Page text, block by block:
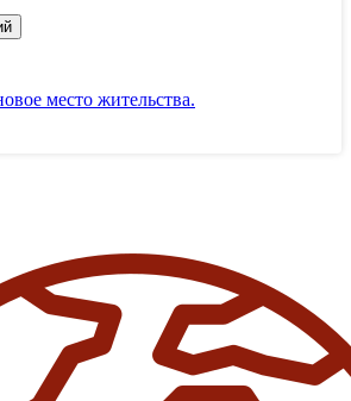
место жительства.